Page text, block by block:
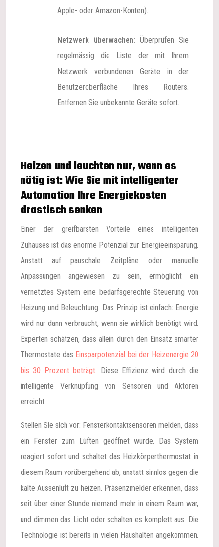
Apple- oder Amazon-Konten).
Netzwerk überwachen: Überprüfen Sie
regelmässig die Liste der mit Ihrem
Netzwerk verbundenen Geräte in der
Benutzeroberfläche Ihres Routers.
Entfernen Sie unbekannte Geräte sofort.
Heizen und leuchten nur, wenn es
nötig ist: Wie Sie mit intelligenter
Automation Ihre Energiekosten
drastisch senken
Einer der greifbarsten Vorteile eines intelligenten
Zuhauses ist das enorme Potenzial zur Energieeinsparung.
Anstatt auf pauschale Zeitpläne oder manuelle
Anpassungen angewiesen zu sein, ermöglicht ein
vernetztes System eine bedarfsgerechte Steuerung von
Heizung und Beleuchtung. Das Prinzip ist einfach: Energie
wird nur dann verbraucht, wenn sie wirklich benötigt wird.
Experten schätzen, dass allein durch den Einsatz smarter
Thermostate das Einsparpotenzial bei der Heizenergie 20
bis 30 Prozent beträgt. Diese Effizienz wird durch die
intelligente Verknüpfung von Sensoren und Aktoren
erreicht.
Stellen Sie sich vor: Fensterkontaktsensoren melden, dass
ein Fenster zum Lüften geöffnet wurde. Das System
reagiert sofort und schaltet das Heizkörperthermostat in
diesem Raum vorübergehend ab, anstatt sinnlos gegen die
kalte Aussenluft zu heizen. Präsenzmelder erkennen, dass
seit über einer Stunde niemand mehr in einem Raum war,
und dimmen das Licht oder schalten es komplett aus. Die
Technologie ist bereits in vielen Haushalten angekommen.